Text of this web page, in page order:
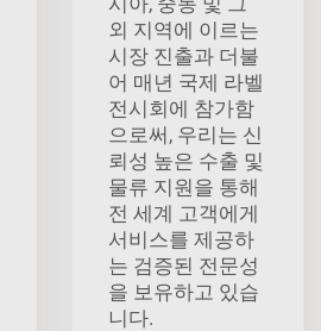
외 지역에 이르는
시장 진출과 더불
어 매년 국제 라벨
전시회에 참가함
으로써, 우리는 신
뢰성 높은 수출 및
물류 지원을 통해
전 세계 고객에게
서비스를 제공하
는 검증된 전문성
을 보유하고 있습
니다.